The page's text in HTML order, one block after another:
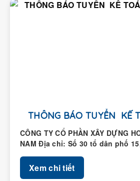
THÔNG BÁO TUYỂN KẾ
CÔNG TY CỔ PHẦN XÂY DỰNG
NAM Địa chỉ: Số 30 tổ dân phố
Xem chi tiết